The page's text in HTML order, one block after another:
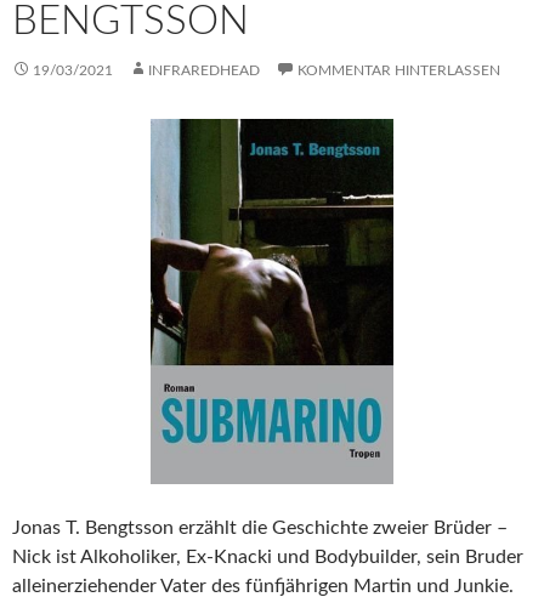
BENGTSSON
19/03/2021 INFRAREDHEAD KOMMENTAR HINTERLASSEN
Jonas T. Bengtsson erzählt die Geschichte zweier Brüder –
Nick ist Alkoholiker, Ex-Knacki und Bodybuilder, sein Bruder
alleinerziehender Vater des fünfjährigen Martin und Junkie.